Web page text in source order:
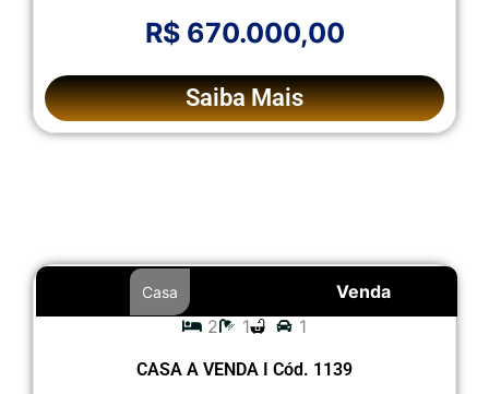
R$ 670.000,00
Saiba Mais
Venda
Casa
2 1 1
CASA A VENDA I Cód. 1139